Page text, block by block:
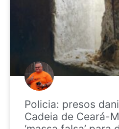
Policia: presos
Cadeia de Ceará-